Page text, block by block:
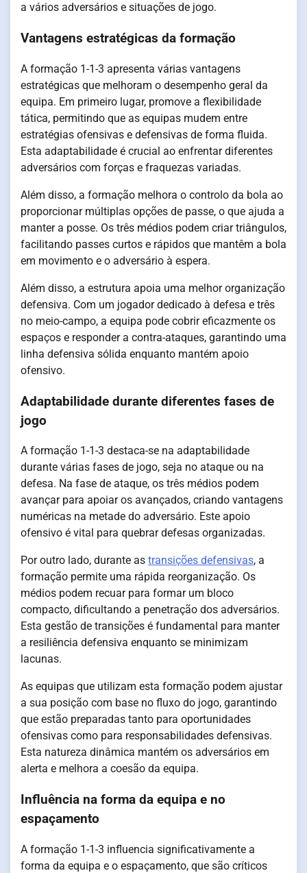
a vários adversários e situações de jogo.
Vantagens estratégicas da formação
A formação 1-1-3 apresenta várias vantagens
estratégicas que melhoram o desempenho geral da
equipa. Em primeiro lugar, promove a flexibilidade
tática, permitindo que as equipas mudem entre
estratégias ofensivas e defensivas de forma fluida.
Esta adaptabilidade é crucial ao enfrentar diferentes
adversários com forças e fraquezas variadas.
Além disso, a formação melhora o controlo da bola ao
proporcionar múltiplas opções de passe, o que ajuda a
manter a posse. Os três médios podem criar triângulos,
facilitando passes curtos e rápidos que mantêm a bola
em movimento e o adversário à espera.
Além disso, a estrutura apoia uma melhor organização
defensiva. Com um jogador dedicado à defesa e três
no meio-campo, a equipa pode cobrir eficazmente os
espaços e responder a contra-ataques, garantindo uma
linha defensiva sólida enquanto mantém apoio
ofensivo.
Adaptabilidade durante diferentes fases de
jogo
A formação 1-1-3 destaca-se na adaptabilidade
durante várias fases de jogo, seja no ataque ou na
defesa. Na fase de ataque, os três médios podem
avançar para apoiar os avançados, criando vantagens
numéricas na metade do adversário. Este apoio
ofensivo é vital para quebrar defesas organizadas.
Por outro lado, durante as transições defensivas, a
formação permite uma rápida reorganização. Os
médios podem recuar para formar um bloco
compacto, dificultando a penetração dos adversários.
Esta gestão de transições é fundamental para manter
a resiliência defensiva enquanto se minimizam
lacunas.
As equipas que utilizam esta formação podem ajustar
a sua posição com base no fluxo do jogo, garantindo
que estão preparadas tanto para oportunidades
ofensivas como para responsabilidades defensivas.
Esta natureza dinâmica mantém os adversários em
alerta e melhora a coesão da equipa.
Influência na forma da equipa e no
espaçamento
A formação 1-1-3 influencia significativamente a
forma da equipa e o espaçamento, que são críticos